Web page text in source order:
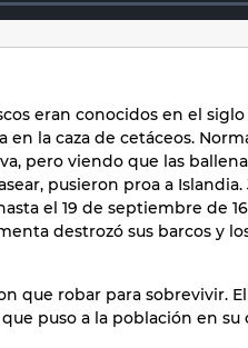
eran conocidos en el siglo
en la caza de cetáceos.
pero viendo que las
pusieron proa a Islandia.
el 19 de septiembre de
destrozó sus barcos y
que robar para sobrevivir.
puso a la población en su